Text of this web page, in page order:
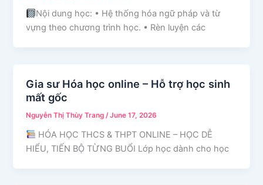
Nội dung học: • Hệ thống hóa ngữ pháp và từ
vựng theo chương trình học. • Rèn luyện các
Gia sư Hóa học online – Hỗ trợ học sinh
mất gốc
Nguyễn Thị Thùy Trang/June 17, 2026
HÓA HỌC THCS & THPT ONLINE – HỌC DỄ
HIỂU, TIẾN BỘ TỪNG BUỔI Lớp học dành cho học